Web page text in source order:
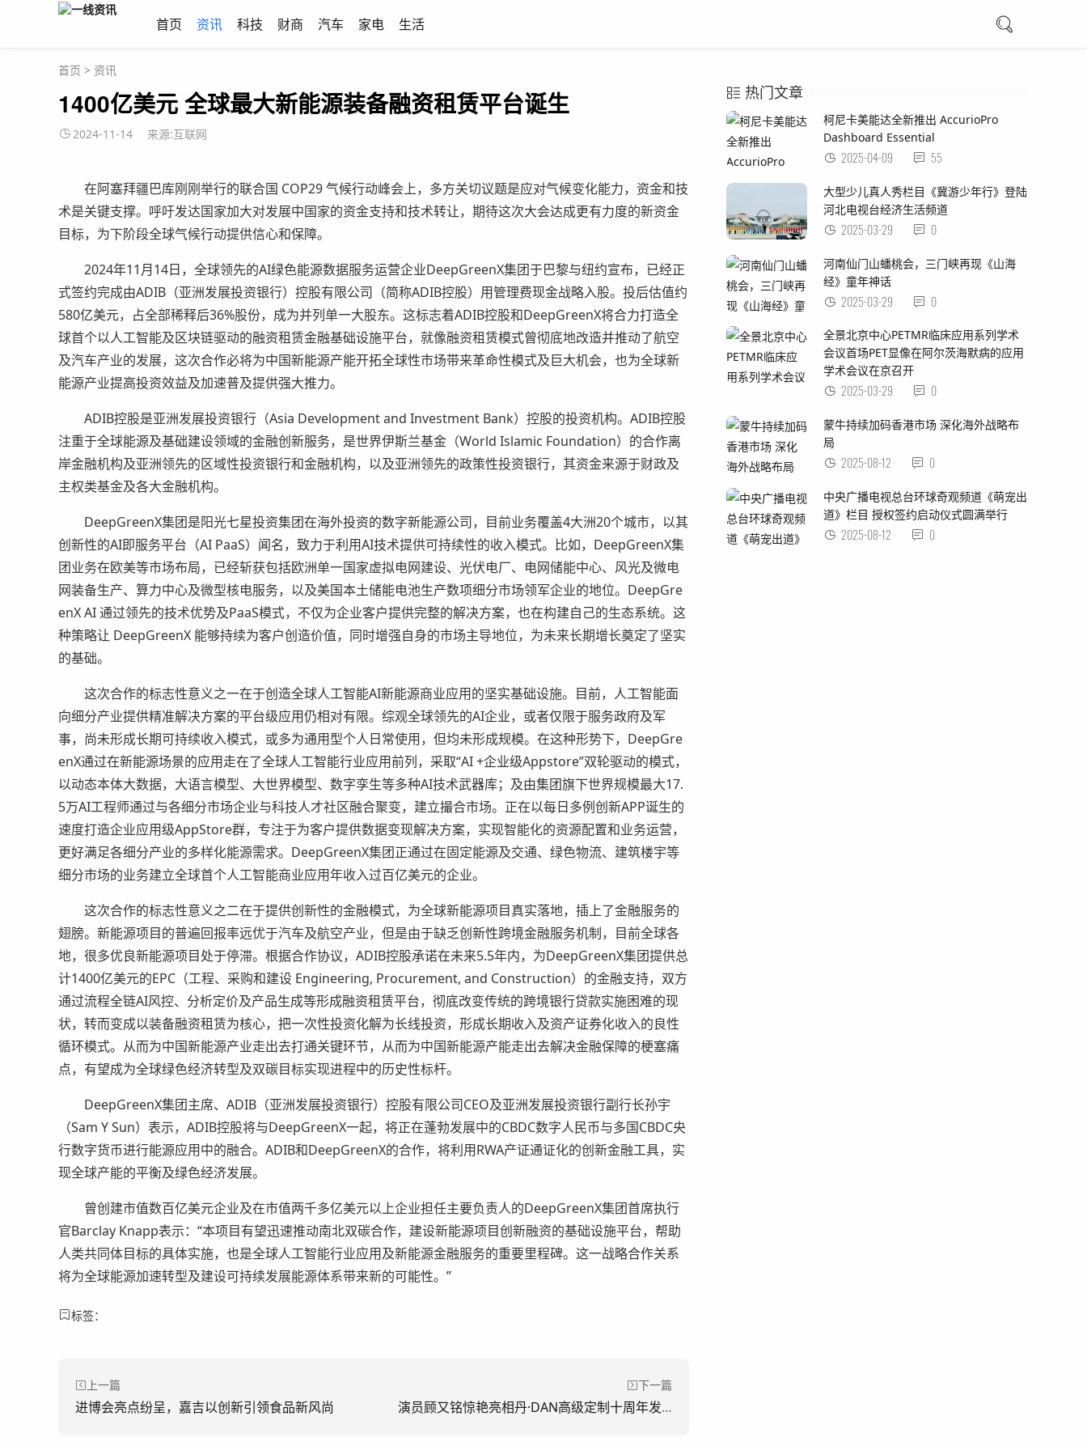
首页 资讯 科技 财商 汽车 家电 生活
首页 > 资讯
1400亿美元 全球最大新能源装备融资租赁平台诞生
2024-11-14 来源:互联网
在阿塞拜疆巴库刚刚举行的联合国 COP29 气候行动峰会上，多方关切议题是应对气候变化能力，资金和技
术是关键支撑。呼吁发达国家加大对发展中国家的资金支持和技术转让，期待这次大会达成更有力度的新资金
目标，为下阶段全球气候行动提供信心和保障。
2024年11月14日，全球领先的AI绿色能源数据服务运营企业DeepGreenX集团于巴黎与纽约宣布，已经正
式签约完成由ADIB（亚洲发展投资银行）控股有限公司（简称ADIB控股）用管理费现金战略入股。投后估值约
580亿美元，占全部稀释后36%股份，成为并列单一大股东。这标志着ADIB控股和DeepGreenX将合力打造全
球首个以人工智能及区块链驱动的融资租赁金融基础设施平台，就像融资租赁模式曾彻底地改造并推动了航空
及汽车产业的发展，这次合作必将为中国新能源产能开拓全球性市场带来革命性模式及巨大机会，也为全球新
能源产业提高投资效益及加速普及提供强大推力。
ADIB控股是亚洲发展投资银行（Asia Development and Investment Bank）控股的投资机构。ADIB控股
注重于全球能源及基础建设领域的金融创新服务，是世界伊斯兰基金（World Islamic Foundation）的合作离
岸金融机构及亚洲领先的区域性投资银行和金融机构，以及亚洲领先的政策性投资银行，其资金来源于财政及
主权类基金及各大金融机构。
DeepGreenX集团是阳光七星投资集团在海外投资的数字新能源公司，目前业务覆盖4大洲20个城市，以其
创新性的AI即服务平台（AI PaaS）闻名，致力于利用AI技术提供可持续性的收入模式。比如，DeepGreenX集
团业务在欧美等市场布局，已经斩获包括欧洲单一国家虚拟电网建设、光伏电厂、电网储能中心、风光及微电
网装备生产、算力中心及微型核电服务，以及美国本土储能电池生产数项细分市场领军企业的地位。DeepGre
enX AI 通过领先的技术优势及PaaS模式，不仅为企业客户提供完整的解决方案，也在构建自己的生态系统。这
种策略让 DeepGreenX 能够持续为客户创造价值，同时增强自身的市场主导地位，为未来长期增长奠定了坚实
的基础。
这次合作的标志性意义之一在于创造全球人工智能AI新能源商业应用的坚实基础设施。目前，人工智能面
向细分产业提供精准解决方案的平台级应用仍相对有限。综观全球领先的AI企业，或者仅限于服务政府及军
事，尚未形成长期可持续收入模式，或多为通用型个人日常使用，但均未形成规模。在这种形势下，DeepGre
enX通过在新能源场景的应用走在了全球人工智能行业应用前列，采取“AI +企业级Appstore”双轮驱动的模式，
以动态本体大数据，大语言模型、大世界模型、数字孪生等多种AI技术武器库；及由集团旗下世界规模最大17.
5万AI工程师通过与各细分市场企业与科技人才社区融合聚变，建立撮合市场。正在以每日多例创新APP诞生的
速度打造企业应用级AppStore群，专注于为客户提供数据变现解决方案，实现智能化的资源配置和业务运营，
更好满足各细分产业的多样化能源需求。DeepGreenX集团正通过在固定能源及交通、绿色物流、建筑楼宇等
细分市场的业务建立全球首个人工智能商业应用年收入过百亿美元的企业。
这次合作的标志性意义之二在于提供创新性的金融模式，为全球新能源项目真实落地，插上了金融服务的
翅膀。新能源项目的普遍回报率远优于汽车及航空产业，但是由于缺乏创新性跨境金融服务机制，目前全球各
地，很多优良新能源项目处于停滞。根据合作协议，ADIB控股承诺在未来5.5年内，为DeepGreenX集团提供总
计1400亿美元的EPC（工程、采购和建设 Engineering, Procurement, and Construction）的金融支持，双方
通过流程全链AI风控、分析定价及产品生成等形成融资租赁平台，彻底改变传统的跨境银行贷款实施困难的现
状，转而变成以装备融资租赁为核心，把一次性投资化解为长线投资，形成长期收入及资产证券化收入的良性
循环模式。从而为中国新能源产业走出去打通关键环节，从而为中国新能源产能走出去解决金融保障的梗塞痛
点，有望成为全球绿色经济转型及双碳目标实现进程中的历史性标杆。
DeepGreenX集团主席、ADIB（亚洲发展投资银行）控股有限公司CEO及亚洲发展投资银行副行长孙宇
（Sam Y Sun）表示，ADIB控股将与DeepGreenX一起，将正在蓬勃发展中的CBDC数字人民币与多国CBDC央
行数字货币进行能源应用中的融合。ADIB和DeepGreenX的合作，将利用RWA产证通证化的创新金融工具，实
现全球产能的平衡及绿色经济发展。
曾创建市值数百亿美元企业及在市值两千多亿美元以上企业担任主要负责人的DeepGreenX集团首席执行
官Barclay Knapp表示：“本项目有望迅速推动南北双碳合作，建设新能源项目创新融资的基础设施平台，帮助
人类共同体目标的具体实施，也是全球人工智能行业应用及新能源金融服务的重要里程碑。这一战略合作关系
将为全球能源加速转型及建设可持续发展能源体系带来新的可能性。”
标签：
上一篇
进博会亮点纷呈，嘉吉以创新引领食品新风尚
下一篇
演员顾又铭惊艳亮相丹·DAN高级定制十周年发布会，演绎时尚与力量的交融
热门文章
柯尼卡美能达全新推出 AccurioPro
Dashboard Essential
2025-04-09 55
大型少儿真人秀栏目《冀游少年行》登陆
河北电视台经济生活频道
2025-03-29 0
河南仙门山蟠桃会，三门峡再现《山海
经》童年神话
2025-03-29 0
全景北京中心PETMR临床应用系列学术
会议首场PET显像在阿尔茨海默病的应用
学术会议在京召开
2025-03-29 0
蒙牛持续加码香港市场 深化海外战略布
局
2025-08-12 0
中央广播电视总台环球奇观频道《萌宠出
道》栏目 授权签约启动仪式圆满举行
2025-08-12 0